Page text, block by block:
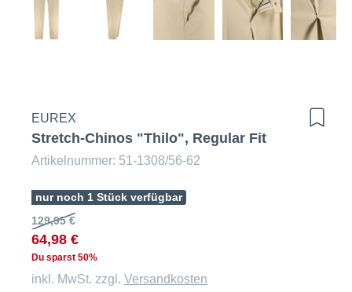
EUREX
Stretch-Chinos "Thilo", Regular Fit
Artikelnummer: 51-1308/56-62
nur noch 1 Stück verfügbar
129,95 €
64,98 €
Du sparst 50%
inkl. MwSt. zzgl. Versandkosten